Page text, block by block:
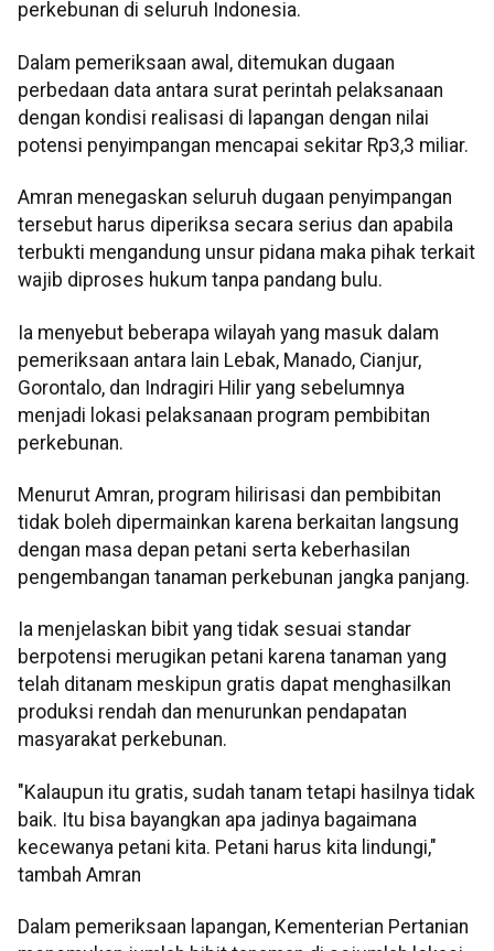
perkebunan di seluruh Indonesia.
Dalam pemeriksaan awal, ditemukan dugaan
perbedaan data antara surat perintah pelaksanaan
dengan kondisi realisasi di lapangan dengan nilai
potensi penyimpangan mencapai sekitar Rp3,3 miliar.
Amran menegaskan seluruh dugaan penyimpangan
tersebut harus diperiksa secara serius dan apabila
terbukti mengandung unsur pidana maka pihak terkait
wajib diproses hukum tanpa pandang bulu.
Ia menyebut beberapa wilayah yang masuk dalam
pemeriksaan antara lain Lebak, Manado, Cianjur,
Gorontalo, dan Indragiri Hilir yang sebelumnya
menjadi lokasi pelaksanaan program pembibitan
perkebunan.
Menurut Amran, program hilirisasi dan pembibitan
tidak boleh dipermainkan karena berkaitan langsung
dengan masa depan petani serta keberhasilan
pengembangan tanaman perkebunan jangka panjang.
Ia menjelaskan bibit yang tidak sesuai standar
berpotensi merugikan petani karena tanaman yang
telah ditanam meskipun gratis dapat menghasilkan
produksi rendah dan menurunkan pendapatan
masyarakat perkebunan.
"Kalaupun itu gratis, sudah tanam tetapi hasilnya tidak
baik. Itu bisa bayangkan apa jadinya bagaimana
kecewanya petani kita. Petani harus kita lindungi,"
tambah Amran
Dalam pemeriksaan lapangan, Kementerian Pertanian